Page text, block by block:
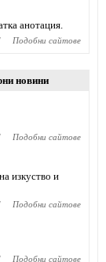
анотация.
Подобни сайтове
новини
Подобни сайтове
изкуство и
Подобни сайтове
Подобни сайтове